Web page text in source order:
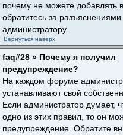
почему не можете добавлять
обратитесь за разъяснениями
администратору.
Вернуться наверх
faq#28 » Почему я получил
предупреждение?
На каждом форуме
устанавливают свой
Если администратор думает,
одно из этих правил, то он
предупреждение. Обратите